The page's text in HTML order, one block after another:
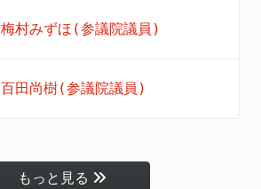
梅村みずほ(参議院議員)
百田尚樹(参議院議員)
もっと見る